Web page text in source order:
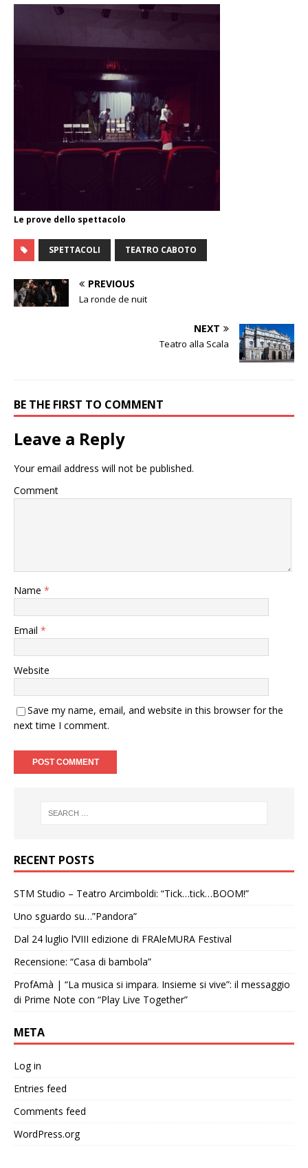
Le prove dello spettacolo
SPETTACOLI TEATRO CABOTO
PREVIOUS
La ronde de nuit
NEXT
Teatro alla Scala
BE THE FIRST TO COMMENT
Leave a Reply
Your email address will not be published.
Comment
Name *
Email *
Website
Save my name, email, and website in this browser for the
next time I comment.
RECENT POSTS
STM Studio – Teatro Arcimboldi: “Tick…tick…BOOM!”
Uno sguardo su…”Pandora”
Dal 24 luglio l’VIII edizione di FRAleMURA Festival
Recensione: “Casa di bambola”
ProfAmà | “La musica si impara. Insieme si vive”: il messaggio
di Prime Note con “Play Live Together”
META
Log in
Entries feed
Comments feed
WordPress.org